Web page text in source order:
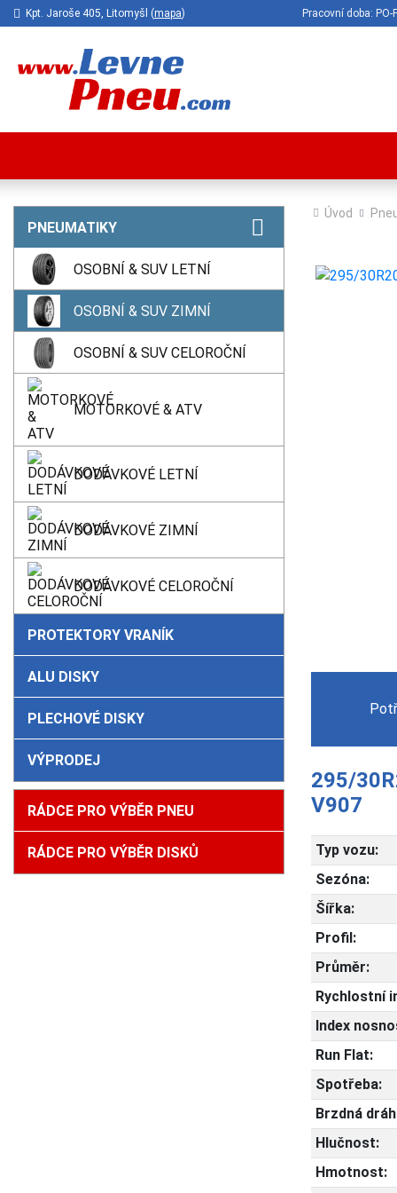
Kpt. Jaroše 405, Litomyšl (mapa) Pracovní doba: PO-
PNEUMATIKY
OSOBNÍ & SUV LETNÍ
OSOBNÍ & SUV ZIMNÍ
OSOBNÍ & SUV CELOROČNÍ
MOTORKOVÉ & ATV
DODÁVKOVÉ LETNÍ
DODÁVKOVÉ ZIMNÍ
DODÁVKOVÉ CELOROČNÍ
PROTEKTORY VRANÍK
ALU DISKY
PLECHOVÉ DISKY
VÝPRODEJ
RÁDCE PRO VÝBĚR PNEU
RÁDCE PRO VÝBĚR DISKŮ
Úvod
295/
V907
Typ vozu:
Sezóna:
Šířka:
Profil:
Průměr:
Rychlostní
Index
Run Flat:
Spotřeba:
Brzdná
Hlučnost:
Hmotnost: